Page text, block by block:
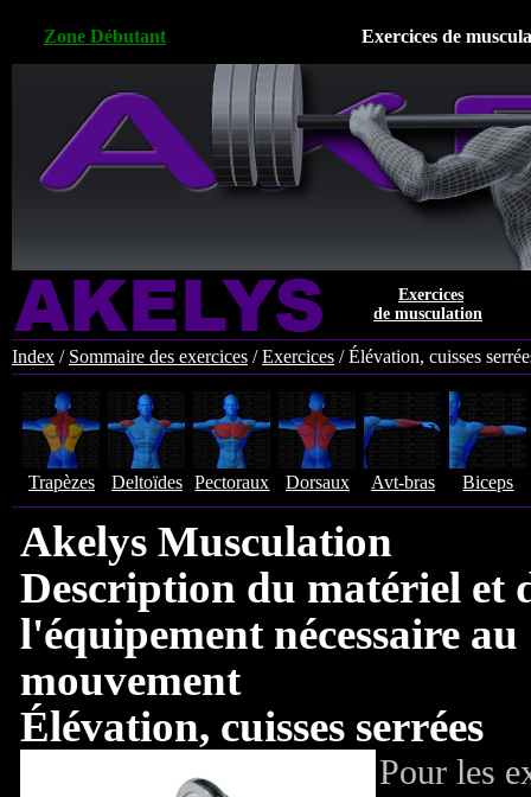
Zone Débutant Exercices de
Exercices
de musculation
Index / Sommaire des exercices /Exercices /Élévation, cuisses
Trapèzes Deltoïdes Pectoraux Dorsaux Avt-bras Biceps
Akelys Musculation
Description du matériel et
l'équipement nécessaire au
mouvement
Élévation, cuisses serrées
Pour les